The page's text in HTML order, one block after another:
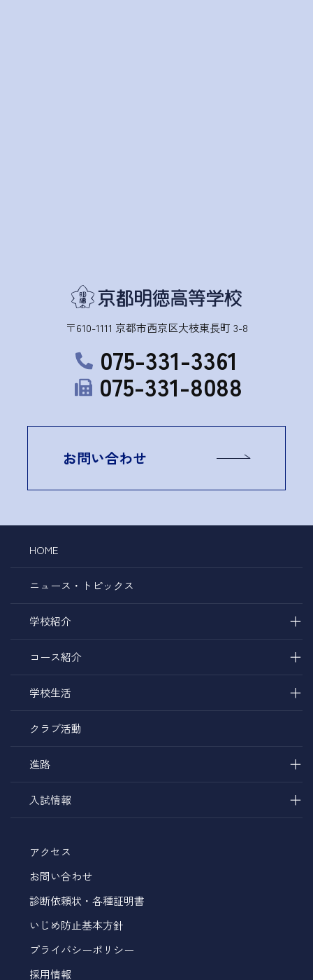
〒610-1111 京都市西京区大枝東長町 3-8
075-331-3361
075-331-8088
お問い合わせ
HOME
ニュース・トピックス
学校紹介 ＋
コース紹介 ＋
学校生活 ＋
クラブ活動
進路 ＋
入試情報 ＋
アクセス
お問い合わせ
診断依頼状・各種証明書
いじめ防止基本方針
プライバシーポリシー
採用情報